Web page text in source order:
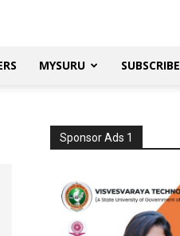
MYSURU SUBSCRIBE
Sponsor Ads 1